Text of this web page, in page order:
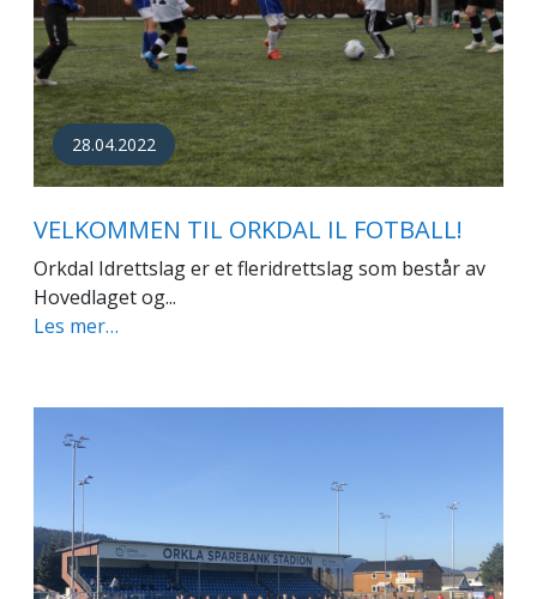
28.04.2022
VELKOMMEN TIL ORKDAL IL FOTBALL!
Orkdal Idrettslag er et fleridrettslag som består av
Hovedlaget og...
Les mer…